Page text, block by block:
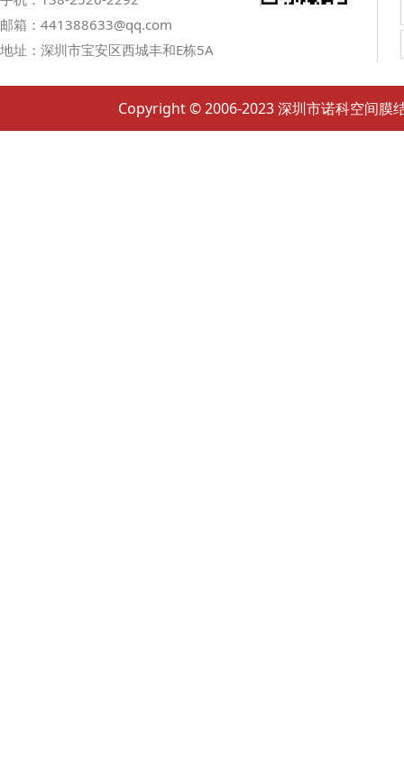
邮箱：441388633@qq.com
地址：深圳市宝安区西城丰和E栋5A
Copyright © 2006-2023 深圳市诺科空间